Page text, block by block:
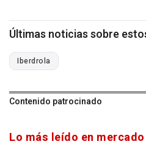
Últimas noticias sobre
Iberdrola
Contenido patrocinado
Lo más leído en